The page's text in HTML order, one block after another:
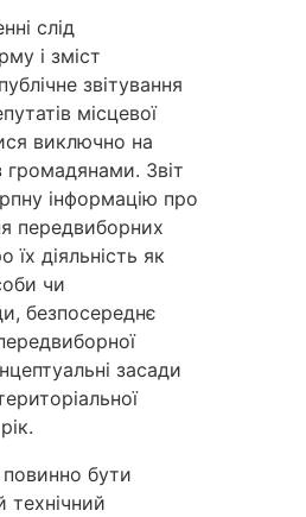
слід
і зміст
звітування
місцевої
виключно на
громадянами. Звіт
інформацію про
передвиборних
їх діяльність як
чи
безпосереднє
засади
повинно бути
технічний